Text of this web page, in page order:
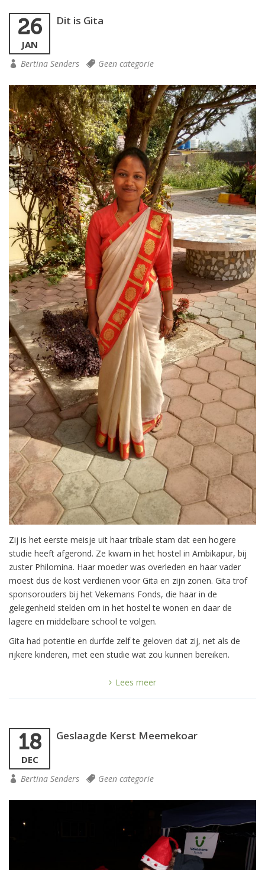
26
JAN
Dit is Gita
Bertina Senders Geen categorie
Zij is het eerste meisje uit haar tribale stam dat een hogere
studie heeft afgerond. Ze kwam in het hostel in Ambikapur, bij
zuster Philomina. Haar moeder was overleden en haar vader
moest dus de kost verdienen voor Gita en zijn zonen. Gita trof
sponsorouders bij het Vekemans Fonds, die haar in de
gelegenheid stelden om in het hostel te wonen en daar de
lagere en middelbare school te volgen.
Gita had potentie en durfde zelf te geloven dat zij, net als de
rijkere kinderen, met een studie wat zou kunnen bereiken.
Lees meer
18
DEC
Geslaagde Kerst Meemekoar
Bertina Senders Geen categorie